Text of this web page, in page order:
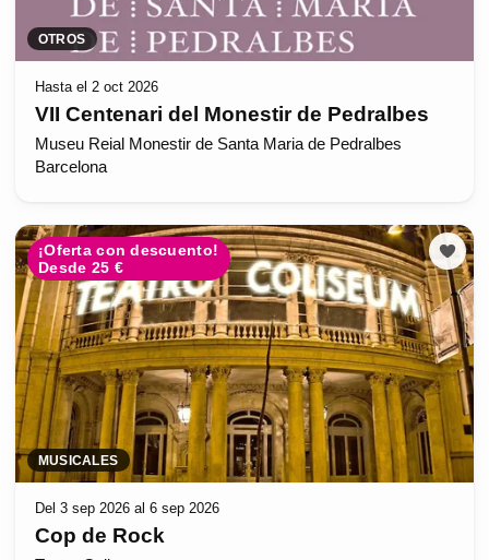
OTROS
Hasta el 2 oct 2026
VII Centenari del Monestir de Pedralbes
Museu Reial Monestir de Santa Maria de Pedralbes
Barcelona
¡Oferta con descuento!
Desde 25 €
MUSICALES
Del 3 sep 2026 al 6 sep 2026
Cop de Rock